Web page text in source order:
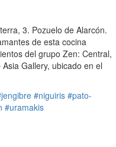
3. Pozuelo de Alarcón.
de esta cocina
del grupo Zen: Central,
Gallery, ubicado en el
#niguiris #pato-
#uramakis